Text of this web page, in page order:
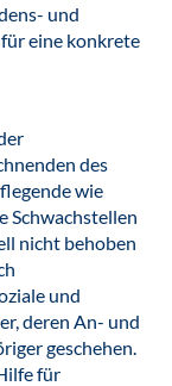
und
eine konkrete
des
wie
Schwachstellen
nicht behoben
und
deren An- und
geschehen.
für